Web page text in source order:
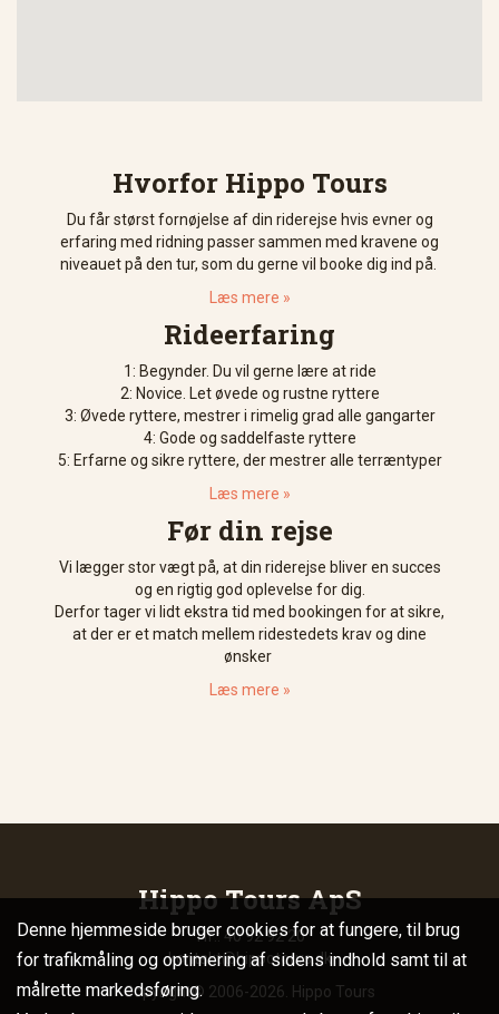
Hvorfor Hippo Tours
Du får størst fornøjelse af din riderejse hvis evner og
erfaring med ridning passer sammen med kravene og
niveauet på den tur, som du gerne vil booke dig ind på.
Læs mere »
Rideerfaring
1: Begynder. Du vil gerne lære at ride
2: Novice. Let øvede og rustne ryttere
3: Øvede ryttere, mestrer i rimelig grad alle gangarter
4: Gode og saddelfaste ryttere
5: Erfarne og sikre ryttere, der mestrer alle terræntyper
Læs mere »
Før din rejse
Vi lægger stor vægt på, at din riderejse bliver en succes
og en rigtig god oplevelse for dig.
Derfor tager vi lidt ekstra tid med bookingen for at sikre,
at der er et match mellem ridestedets krav og dine
ønsker
Læs mere »
Hippo Tours ApS
Tlf.: 40 92 92 20
kontakt@hippotours.dk
Copyright© 2006-2026. Hippo Tours
Denne hjemmeside bruger cookies for at fungere, til brug
for trafikmåling og optimering af sidens indhold samt til at
målrette markedsføring.